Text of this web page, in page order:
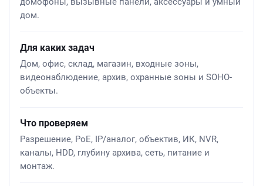
дом.
Для каких задач
Дом, офис, склад, магазин, входные зоны,
видеонаблюдение, архив, охранные зоны и SOHO-
объекты.
Что проверяем
Разрешение, PoE, IP/аналог, объектив, ИК, NVR,
каналы, HDD, глубину архива, сеть, питание и
монтаж.